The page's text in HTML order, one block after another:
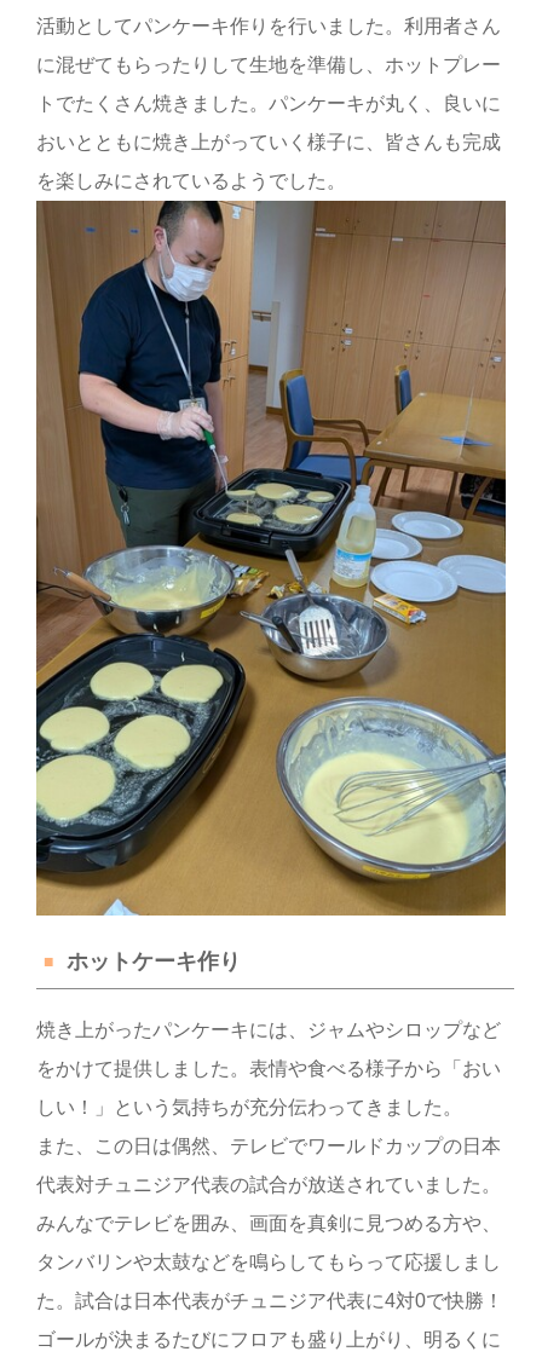
活動としてパンケーキ作りを行いました。利用者さん
に混ぜてもらったりして生地を準備し、ホットプレー
トでたくさん焼きました。パンケーキが丸く、良いに
おいとともに焼き上がっていく様子に、皆さんも完成
を楽しみにされているようでした。
ホットケーキ作り
焼き上がったパンケーキには、ジャムやシロップなど
をかけて提供しました。表情や食べる様子から「おい
しい！」という気持ちが充分伝わってきました。
また、この日は偶然、テレビでワールドカップの日本
代表対チュニジア代表の試合が放送されていました。
みんなでテレビを囲み、画面を真剣に見つめる方や、
タンバリンや太鼓などを鳴らしてもらって応援しまし
た。試合は日本代表がチュニジア代表に4対0で快勝！
ゴールが決まるたびにフロアも盛り上がり、明るくに